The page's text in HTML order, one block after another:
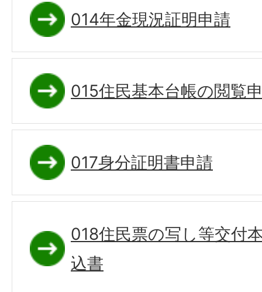
014年金現況証明申請
015住民基本台帳の閲覧
017身分証明書申請
018住民票の写し等交付
込書